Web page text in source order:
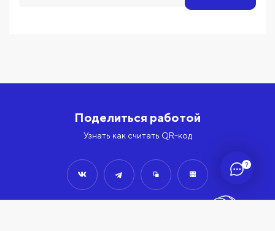
?
Поделиться работой
Узнать как считать QR-код